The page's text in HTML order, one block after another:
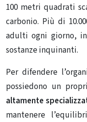
100 metri quadrati
carbonio. Più di
adulti ogni giorno,
sostanze inquinanti.
Per difendere
possiedono un
altamente
mantenere